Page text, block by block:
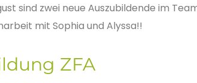
sind zwei neue Auszubildende im
mit Sophia und Alyssa!!
ZFA